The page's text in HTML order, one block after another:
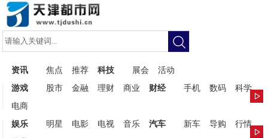
资讯 焦点 推荐 科技 展会
活动
游戏
股市 金融 理财 商业 财经 手机 数码
科学
电商
娱乐
明星 电影 电视 音乐 汽车 新车 导购
行情